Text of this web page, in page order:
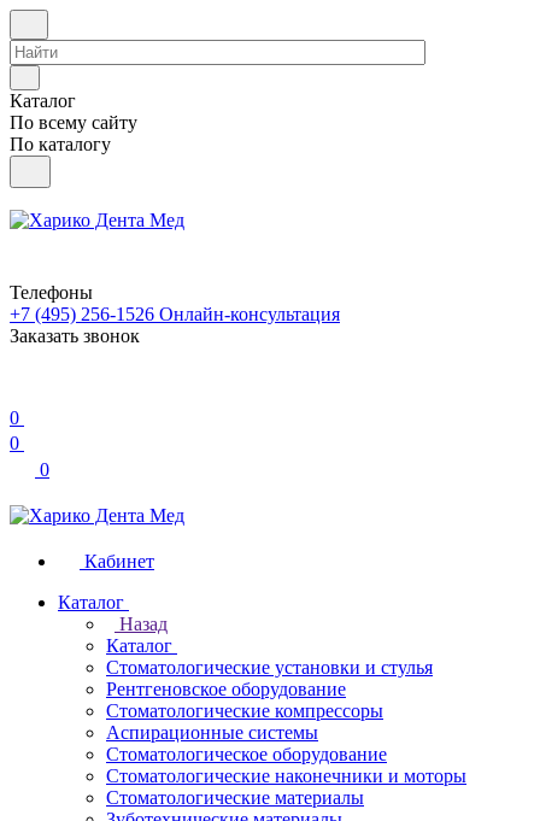
Каталог
По всему сайту
По каталогу
Телефоны
+7 (495) 256-1526 Онлайн-консультация
Заказать звонок
0
0
0
Кабинет
Каталог
Назад
Каталог
Стоматологические установки и стулья
Рентгеновское оборудование
Стоматологические компрессоры
Аспирационные системы
Стоматологическое оборудование
Стоматологические наконечники и моторы
Стоматологические материалы